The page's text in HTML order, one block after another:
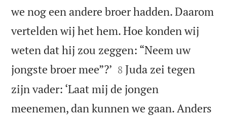
we nog een andere broer hadden. Daarom
vertelden wij het hem. Hoe konden wij
weten dat hij zou zeggen: “Neem uw
jongste broer mee”?’ 

8 Juda zei tegen
zijn vader: ‘Laat mij de jongen
meenemen, dan kunnen we gaan. Anders